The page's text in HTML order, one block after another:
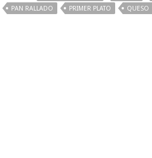
PAN RALLADO
PRIMER PLATO QUESO